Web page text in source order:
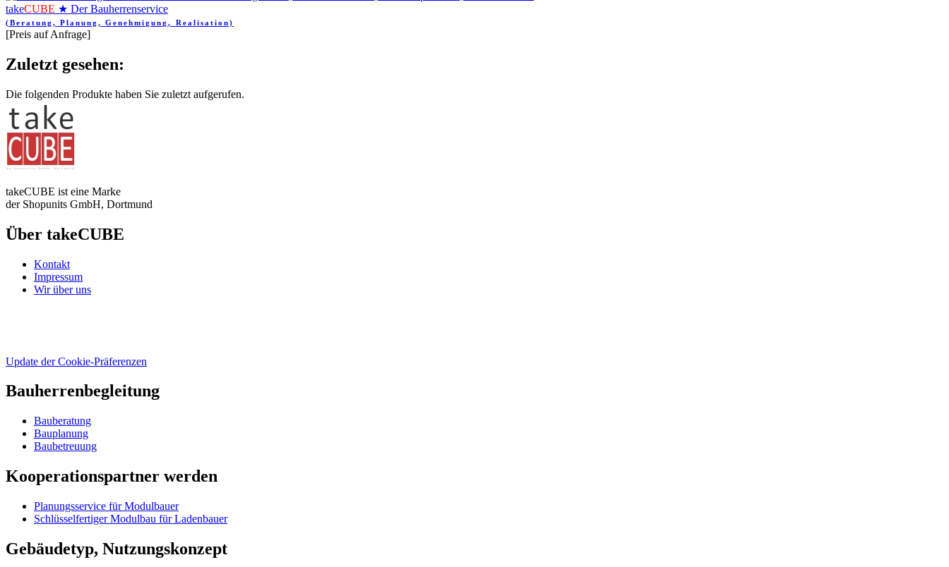
takeCUBE ★ Der Bauherrenservice
(Beratung, Planung, Genehmigung, Realisation)
[Preis auf Anfrage]
Zuletzt gesehen:
Die folgenden Produkte haben Sie zuletzt aufgerufen.
takeCUBE ist eine Marke
der Shopunits GmbH, Dortmund
Über takeCUBE
Kontakt
Impressum
Wir über uns
Update der Cookie-Präferenzen
Bauherrenbegleitung
Bauberatung
Bauplanung
Baubetreuung
Kooperationspartner werden
Planungsservice für Modulbauer
Schlüsselfertiger Modulbau für Ladenbauer
Gebäudetyp, Nutzungskonzept